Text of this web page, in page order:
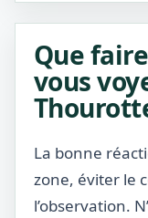
Que
vous
La bonne
zone, éviter le
l’observation.